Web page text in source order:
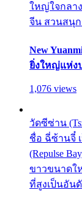
ใหญ่ใจกลา
จีน สวนสนุ
New
ยิ่งใหญ่แห่ง
1,076 views
วัดซีซ่าน
ชื่อ ฉี่ซ้านจี๋
(Repulse
ขาวขนาดใ
ที่สูงเป็นอัน